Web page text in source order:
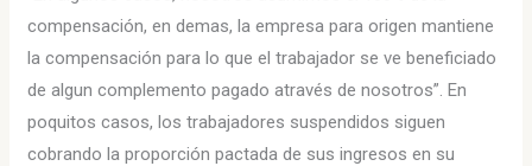
compensación, en demas, la empresa para origen mantiene
la compensación para lo que el trabajador se ve beneficiado
de algun complemento pagado através de nosotros”. En
poquitos casos, los trabajadores suspendidos siguen
cobrando la proporción pactada de sus ingresos en su